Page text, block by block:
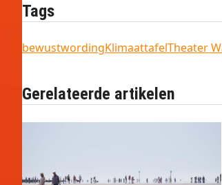
Tags
bewustwordingKlimaattafelTheater
Gerelateerde artikelen